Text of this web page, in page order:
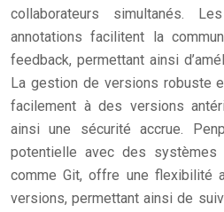
collaborateurs simultanés.
annotations facilitent la
feedback, permettant ainsi
La gestion de versions robuste
facilement à des versions
ainsi une sécurité accrue.
potentielle avec des
comme Git, offre une flexibilité
versions, permettant ainsi de